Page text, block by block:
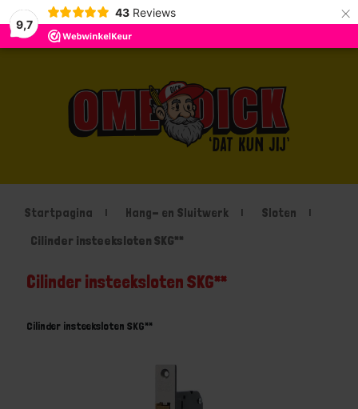
9,7
43 Reviews ×
Startpagina Hang- en Sluitwerk
Sloten
Cilinder insteeksloten SKG**
Cilinder insteeksloten SKG**
Cilinder insteeksloten SKG**